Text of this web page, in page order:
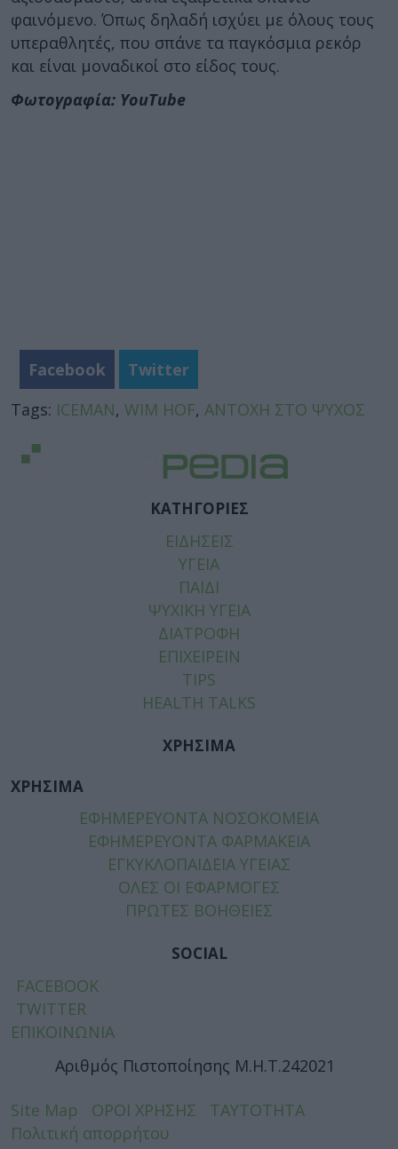
φαινόμενο. Όπως δηλαδή ισχύει με όλους τους
υπεραθλητές, που σπάνε τα παγκόσμια ρεκόρ
και είναι μοναδικοί στο είδος τους.
Φωτογραφία: YouTube
Facebook
Twitter
Tags: ICEMAN, WIM HOF, ΑΝΤΟΧΗ ΣΤΟ ΨΥΧΟΣ
ΚΑΤΗΓΟΡΙΕΣ
ΕΙΔΗΣΕΙΣ
ΥΓΕΙΑ
ΠΑΙΔΙ
ΨΥΧΙΚΗ ΥΓΕΙΑ
ΔΙΑΤΡΟΦΗ
ΕΠΙΧΕΙΡΕΙΝ
TIPS
HEALTH TALKS
ΧΡΗΣΙΜΑ
ΧΡΗΣΙΜΑ
ΕΦΗΜΕΡΕΥΟΝΤΑ ΝΟΣΟΚΟΜΕΙΑ
ΕΦΗΜΕΡΕΥΟΝΤΑ ΦΑΡΜΑΚΕΙΑ
ΕΓΚΥΚΛΟΠΑΙΔΕΙΑ ΥΓΕΙΑΣ
ΟΛΕΣ ΟΙ ΕΦΑΡΜΟΓΕΣ
ΠΡΩΤΕΣ ΒΟΗΘΕΙΕΣ
SOCIAL
FACEBOOK
TWITTER
ΕΠΙΚΟΙΝΩΝΙΑ
Αριθμός Πιστοποίησης Μ.Η.Τ.242021
Site Map ΟΡΟΙ ΧΡΗΣΗΣ
ΤΑΥΤΟΤΗΤΑ
Πολιτική απορρήτου